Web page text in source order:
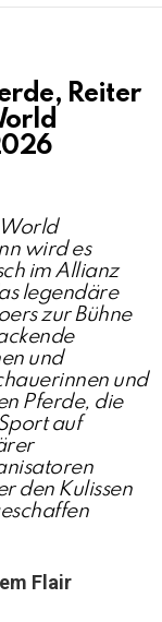
Reiter
wird es
im Allianz
legendäre
zur Bühne
und
und
Pferde, die
auf
den Kulissen
Flair